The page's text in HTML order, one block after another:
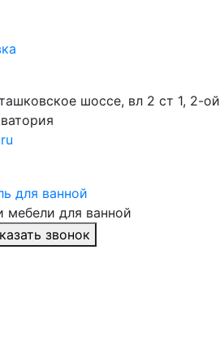
шоссе, вл 2 ст 1, 2-ой
мебели для ванной
звонок